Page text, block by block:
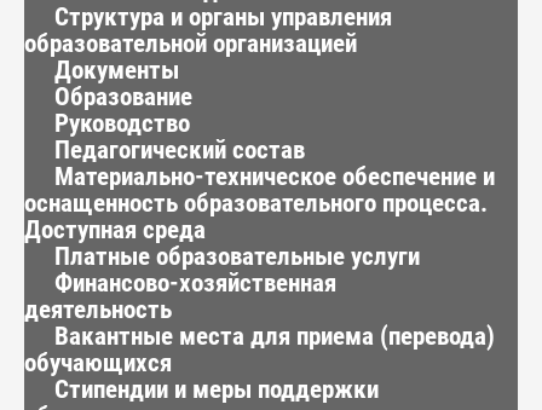
Структура и органы управления
образовательной организацией
Документы
Образование
Руководство
Педагогический состав
Материально-техническое обеспечение и
оснащенность образовательного процесса.
Доступная среда
Платные образовательные услуги
Финансово-хозяйственная
деятельность
Вакантные места для приема (перевода)
обучающихся
Стипендии и меры поддержки